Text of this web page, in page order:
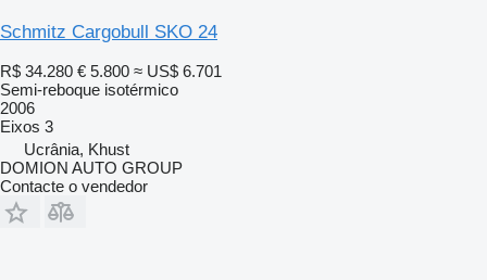
Schmitz Cargobull SKO 24
R$ 34.280 € 5.800 ≈ US$ 6.701
Semi-reboque isotérmico
2006
Eixos 3
Ucrânia, Khust
DOMION AUTO GROUP
Contacte o vendedor